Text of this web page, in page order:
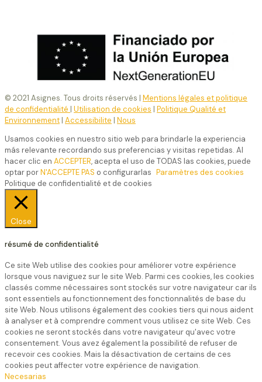
© 2021 Asignes. Tous droits réservés | Mentions légales et politique
de confidentialité | Utilisation de cookies | Politique Qualité et
Environnement| Accessibilite | Nous
Usamos cookies en nuestro sitio web para brindarle la experiencia
más relevante recordando sus preferencias y visitas repetidas. Al
hacer clic en ACCEPTER, acepta el uso de TODAS las cookies, puede
optar porN'ACCEPTE PAS o configurarlas Paramètres des cookies
Politique de confidentialité et de cookies
Close
résumé de confidentialité
Ce site Web utilise des cookies pour améliorer votre expérience
lorsque vous naviguez sur le site Web. Parmi ces cookies, les cookies
classés comme nécessaires sont stockés sur votre navigateur car ils
sont essentiels au fonctionnement des fonctionnalités de base du
site Web. Nous utilisons également des cookies tiers qui nous aident
à analyser et à comprendre comment vous utilisez ce site Web. Ces
cookies ne seront stockés dans votre navigateur qu'avec votre
consentement. Vous avez également la possibilité de refuser de
recevoir ces cookies. Mais la désactivation de certains de ces
cookies peut affecter votre expérience de navigation.
Necesarias